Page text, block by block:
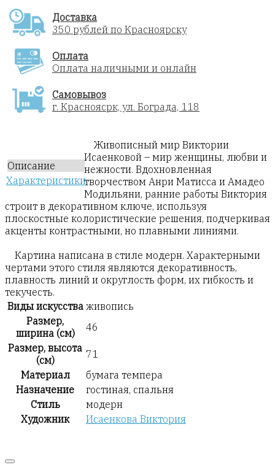
Доставка
350 рублей по Красноярску
Оплата
Оплата наличными и онлайн
Самовывоз
г. Красноясрк, ул. Бограда, 118
Описание
Характеристики
Живописный мир Виктории
Исаенковой – мир женщины, любви и
нежности. Вдохновленная
творчеством Анри Матисса и Амадео
Модильяни, ранние работы Виктория
строит в декоративном ключе, используя
плоскостные колористические решения, подчеркивая
акценты контрастными, но плавными линиями.
Картина написана в стиле модерн. Характерными
чертами этого стиля являются декоративность,
плавность линий и округлость форм, их гибкость и
текучесть.
Виды искусства живопись
Размер,
ширина (см)
46
Размер, высота
(см)
71
Материал
бумага темпера
Назначение
гостиная, спальня
Стиль
модерн
Художник
Исаенкова Виктория